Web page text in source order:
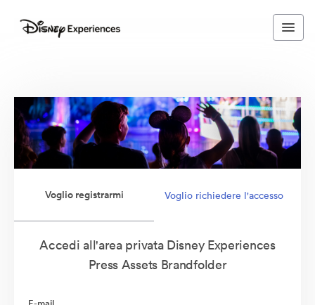
Voglio registrarmi Voglio richiedere l'accesso
Accedi all'area privata Disney Experiences
Press Assets Brandfolder